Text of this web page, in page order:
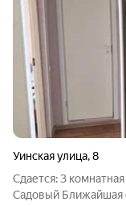
Уинская улица,8
Сдается: 3
Садовый Ближайшая